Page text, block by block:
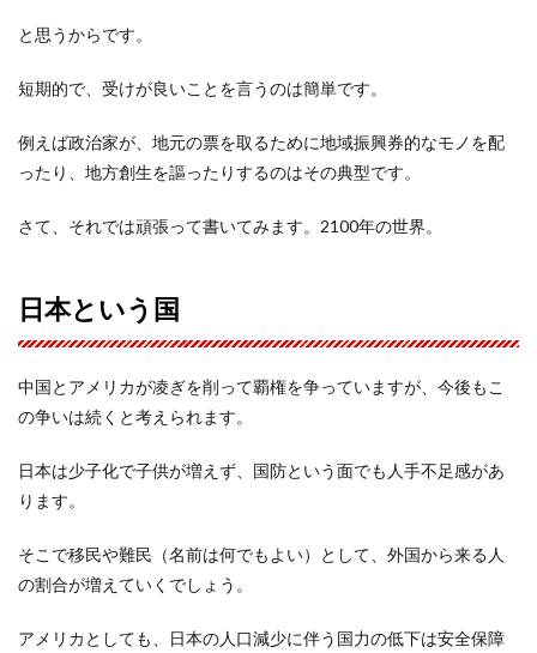
と思うからです。
短期的で、受けが良いことを言うのは簡単です。
例えば政治家が、地元の票を取るために地域振興券的なモノを配
ったり、地方創生を謳ったりするのはその典型です。
さて、それでは頑張って書いてみます。2100年の世界。
日本という国
中国とアメリカが凌ぎを削って覇権を争っていますが、今後もこ
の争いは続くと考えられます。
日本は少子化で子供が増えず、国防という面でも人手不足感があ
ります。
そこで移民や難民（名前は何でもよい）として、外国から来る人
の割合が増えていくでしょう。
アメリカとしても、日本の人口減少に伴う国力の低下は安全保障